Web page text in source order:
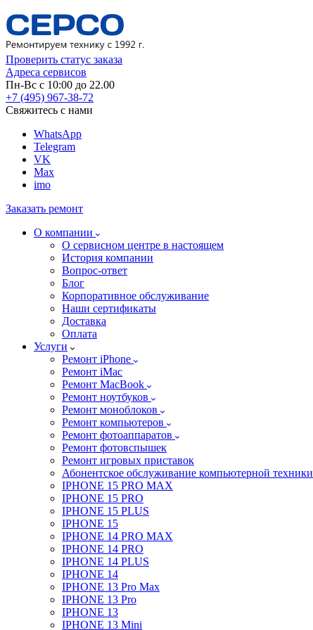
Проверить статус заказа
Адреса сервисов
Пн-Вс с 10:00 до 22.00
+7 (495) 967-38-72
Свяжитесь с нами
WhatsApp
Telegram
VK
Max
imo
Заказать ремонт
О компании
О сервисном центре в настоящем
История компании
Вопрос-ответ
Блог
Корпоративное обслуживание
Наши сертификаты
Доставка
Оплата
Услуги
Ремонт iPhone
Ремонт iMac
Ремонт MacBook
Ремонт ноутбуков
Ремонт моноблоков
Ремонт компьютеров
Ремонт фотоаппаратов
Ремонт фотовспышек
Ремонт игровых приставок
Абонентское обслуживание компьютерной техники
IPHONE 15 PRO MAX
IPHONE 15 PRO
IPHONE 15 PLUS
IPHONE 15
IPHONE 14 PRO MAX
IPHONE 14 PRO
IPHONE 14 PLUS
IPHONE 14
IPHONE 13 Pro Max
IPHONE 13 Pro
IPHONE 13
IPHONE 13 Mini